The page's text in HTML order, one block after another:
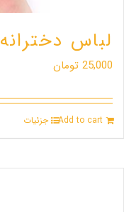
لباس دخترانه
25,000 تومان
Add to cart جزئیات